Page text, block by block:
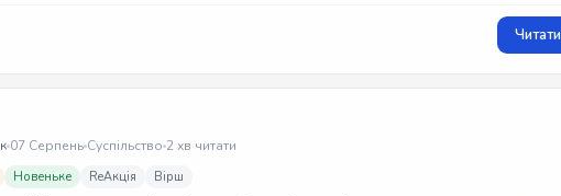
Читати
07 Серпень Суспільство 2 хв читати
Новеньке ReАкція Вірш